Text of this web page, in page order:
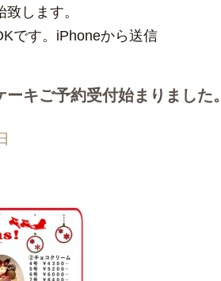
します。
です。iPhoneから送信
ーキご予約受付始まりました。